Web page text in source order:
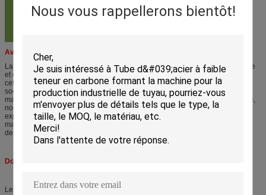
Nous vous rappellerons bientôt!
Avantage
La production de tube est une industrie qui ont besoin de la machine qualifiée
et du lien expérimenté de technologie ensemble pour fabriquer les produits,
cette signifie que la machine et l'expérience sont les deux importantes, notre
société sont seulement la fabrication de moulin de tube d'ERW que l'auto-
machine d'utilisation pour produire les tubes en acier dans la grande quantité,
nous améliorent notre machine avec les courir pour obtenir la technologie
expérimentée. Choisissez-nous, vous sont obtiennent non seulement la
machine de nous, vous sont l'obtiennent également a éprouvé la technologie
de nous.
Dossier d'application de moulin de tube d'ERW
Le moulin de tube d'ERW comme connu de la ligne manfacturing de tube en